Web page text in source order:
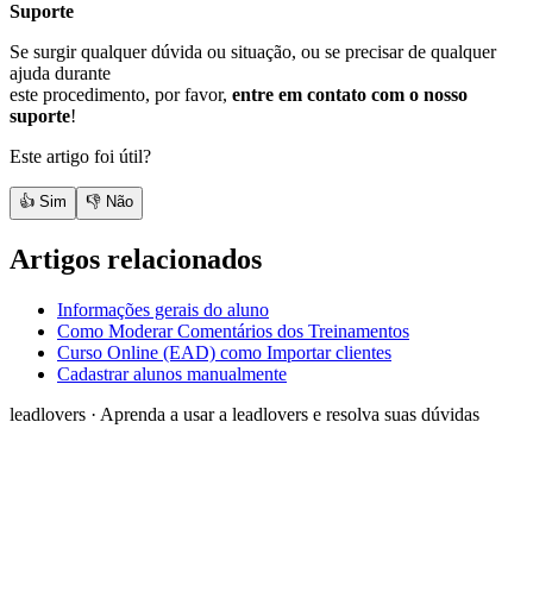
Suporte
Se surgir qualquer dúvida ou situação, ou se precisar de qualquer
ajuda durante
este procedimento, por favor, entre em contato com o nosso
suporte!
Este artigo foi útil?
👍 Sim 👎 Não
Artigos relacionados
Informações gerais do aluno
Como Moderar Comentários dos Treinamentos
Curso Online (EAD) como Importar clientes
Cadastrar alunos manualmente
leadlovers · Aprenda a usar a leadlovers e resolva suas dúvidas